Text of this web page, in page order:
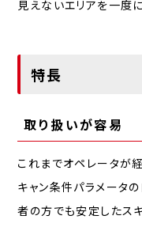
見えないエリアを一度
特長
取り扱いが容易
これまでオペレータが
キャン条件パラメータ
者の方でも安定したス